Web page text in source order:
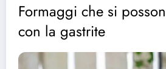
Formaggi che si
con la gastrite